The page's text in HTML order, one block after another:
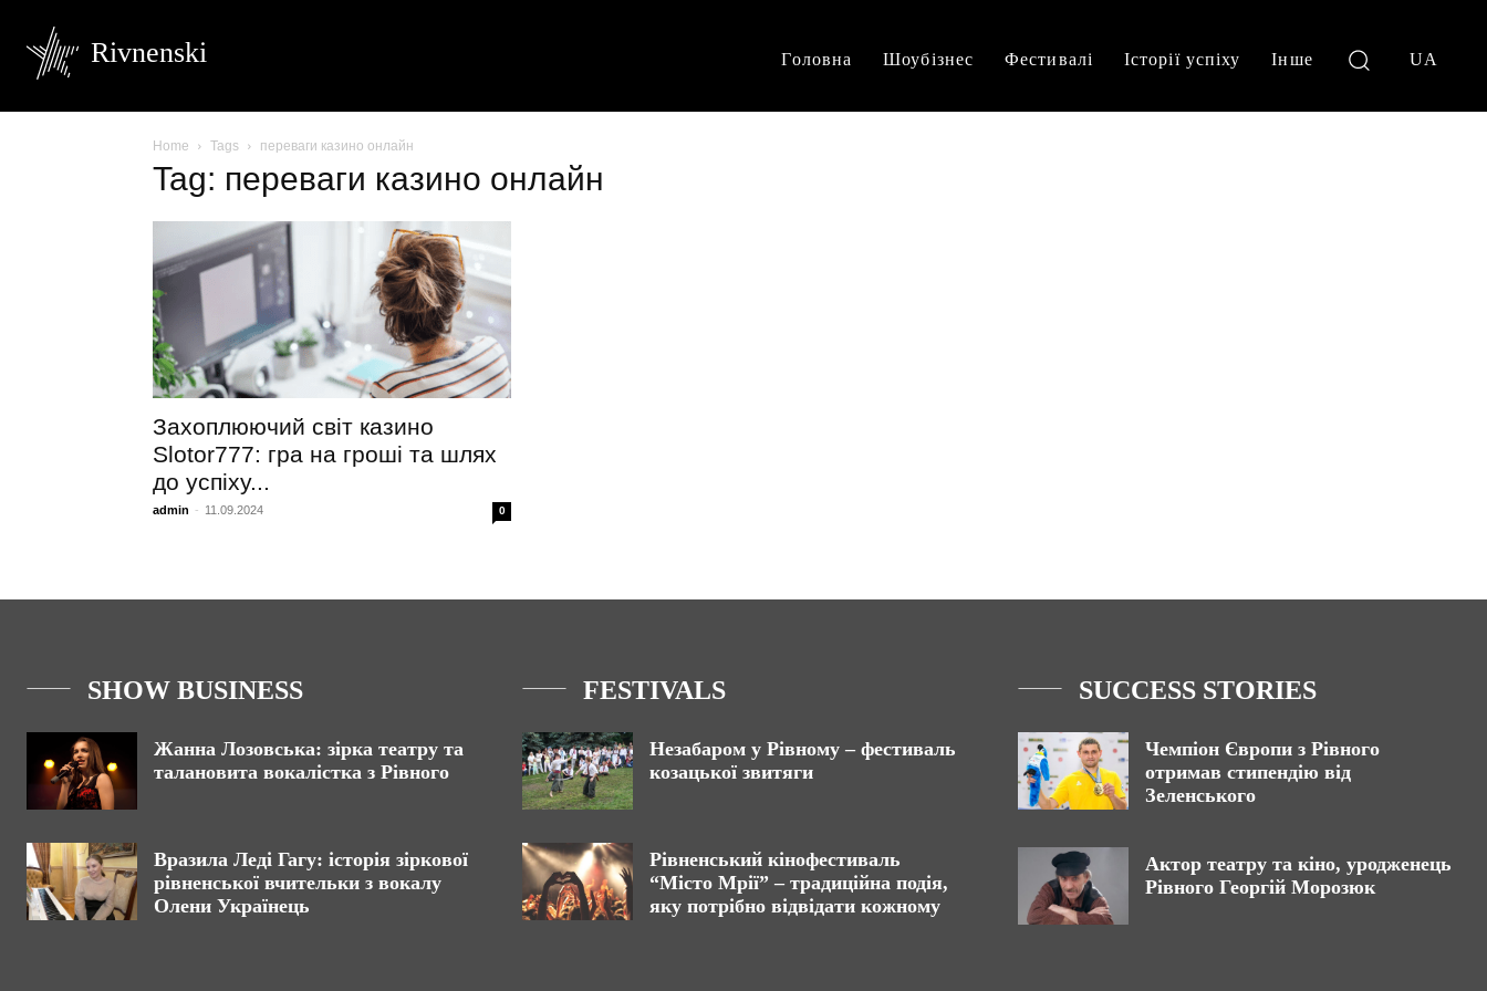
Rivnenski Головна Шоубізнес Фестивалі Історії успіху Інше UA
Home Tags переваги казино онлайн
Tag: переваги казино онлайн
Захоплюючий світ казино
Slotor777: гра на гроші та шлях
до успіху...
admin - 11.09.2024 0
SHOW BUSINESS
Жанна Лозовська: зірка театру та
талановита вокалістка з Рівного
Вразила Леді Гагу: історія зіркової
рівненської вчительки з вокалу
Олени Українець
FESTIVALS
Незабаром у Рівному – фестиваль
козацької звитяги
Рівненський кінофестиваль
“Місто Мрії” – традиційна подія,
яку потрібно відвідати кожному
SUCCESS STORIES
Чемпіон Європи з Рівного
отримав стипендію від
Зеленського
Актор театру та кіно, уродженець
Рівного Георгій Морозюк